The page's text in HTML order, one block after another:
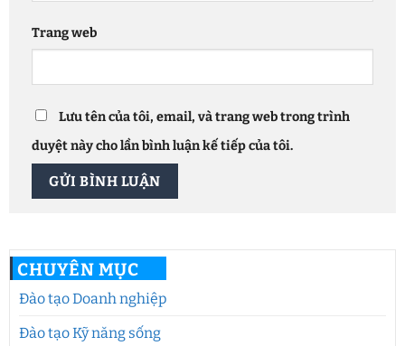
CHUYÊN MỤC
Đào tạo Doanh nghiệp
Đào tạo Kỹ năng sống
Trang web
Lưu tên của tôi, email, và trang web trong trình
duyệt này cho lần bình luận kế tiếp của tôi.